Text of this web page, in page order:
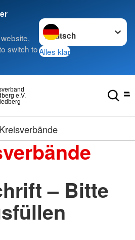
switch to
Sprache wechseln zu
Alles klar
e.V.
Kreisverbände
– Bitte